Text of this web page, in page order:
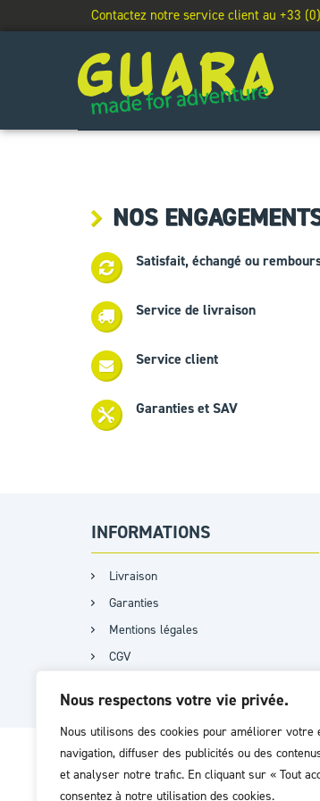
Nous respectons votre vie privée.
Nous utilisons des cookies pour améliorer votre
navigation, diffuser des publicités ou des
et analyser notre trafic. En cliquant sur « Tout
consentez à notre utilisation des cookies.
Contactez notre service client au +33
NOS
Satisfait, échangé ou
Service de livraison
Service client
Garanties et SAV
INFORMATIONS
Livraison
Garanties
Mentions légales
CGV